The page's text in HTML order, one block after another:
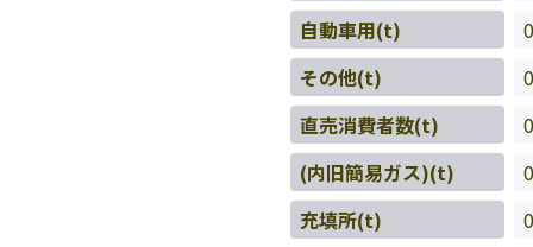
自動車用(t)
0
その他(t)
0
直売消費者数(t)
0
(内旧簡易ガス)(t)
0
充填所(t)
0